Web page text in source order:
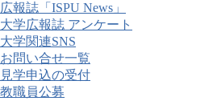
広報誌「ISPU News」
大学広報誌 アンケート
大学関連SNS
お問い合せ一覧
見学申込の受付
教職員公募